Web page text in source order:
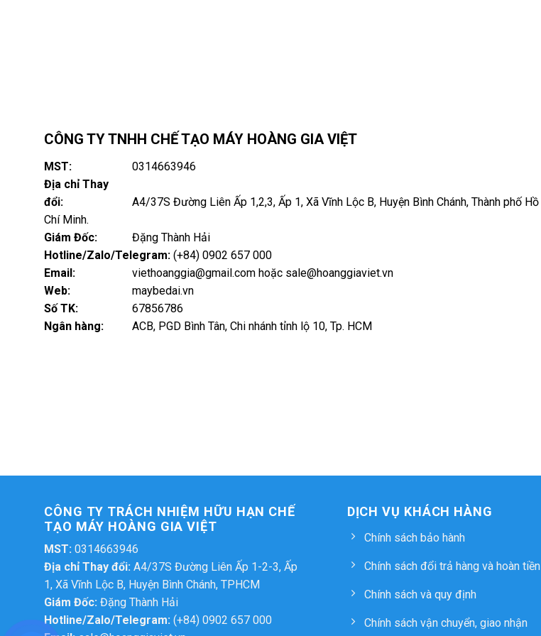
CÔNG TY TNHH CHẾ TẠO MÁY HOÀNG GIA VIỆT
MST:
0314663946
Địa chỉ Thay
đổi:
A4/37S Đường Liên Ấp 1,2,3, Ấp 1, Xã Vĩnh Lộc B, Huyện Bình Chánh, Thành phố Hồ
Chí Minh.
Giám Đốc:
Đặng Thành Hải
Hotline/Zalo/Telegram: (+84) 0902 657 000
Email:
viethoanggia@gmail.com hoặc sale@hoanggiaviet.vn
Web:
maybedai.vn
Số TK:
67856786
Ngân hàng:
ACB, PGD Bình Tân, Chi nhánh tỉnh lộ 10, Tp. HCM
CÔNG TY TRÁCH NHIỆM HỮU HẠN CHẾ
TẠO MÁY HOÀNG GIA VIỆT
MST: 0314663946
Địa chỉ Thay đổi: A4/37S Đường Liên Ấp 1-2-3, Ấp
1, Xã Vĩnh Lộc B, Huyện Bình Chánh, TPHCM
Giám Đốc: Đặng Thành Hải
Hotline/Zalo/Telegram:(+84) 0902 657 000
DỊCH VỤ KHÁCH HÀNG
Chính sách bảo hành
Chính sách đổi trả hàng và hoàn tiền
Chính sách và quy định
Chính sách vận chuyển, giao nhận